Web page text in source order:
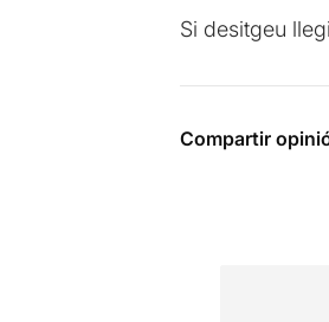
Si desitgeu
Compartir